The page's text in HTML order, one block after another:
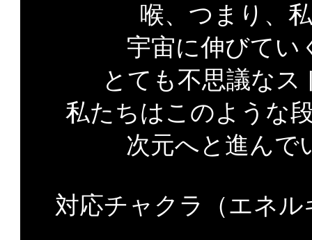
喉、つまり、
宇宙に伸びてい
とても不思議な
私たちはこのような
次元へと進んで
対応チャクラ（エネ